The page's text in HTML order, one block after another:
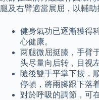
腿及右臂適當展屈，以輔助
健身氣功已逐漸獲得
心健康。
两腿微屈挺膝，手臂
头尽量向后转，目视
隨後雙手平掌下按，
停頓，將兩腳跟下落
對於呼吸的調節，可